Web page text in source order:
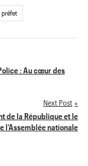
préfet
: Au cœur des
Next Post
de la République et le
l’Assemblée nationale